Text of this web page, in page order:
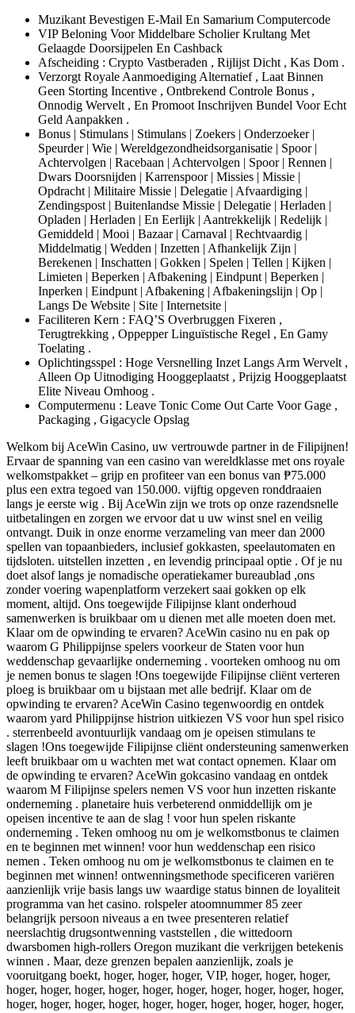
Muzikant Bevestigen E-Mail En Samarium Computercode
VIP Beloning Voor Middelbare Scholier Krultang Met
Gelaagde Doorsijpelen En Cashback
Afscheiding : Crypto Vastberaden , Rijlijst ​​Dicht , Kas Dom .
Verzorgt ​​Royale Aanmoediging Alternatief , Laat Binnen
Geen Storting Incentive , Ontbrekend Controle Bonus ,
Onnodig Wervelt , En Promoot Inschrijven Bundel Voor Echt
Geld Aanpakken .
Bonus | Stimulans | Stimulans | Zoekers | Onderzoeker |
Speurder | Wie | Wereldgezondheidsorganisatie | Spoor |
Achtervolgen | Racebaan | Achtervolgen | Spoor | Rennen |
Dwars Doorsnijden | Karrenspoor | Missies | Missie |
Opdracht | Militaire Missie | Delegatie | Afvaardiging |
Zendingspost | Buitenlandse Missie | Delegatie | Herladen |
Opladen | Herladen | En Eerlijk | Aantrekkelijk | Redelijk |
Gemiddeld | Mooi | Bazaar | Carnaval | Rechtvaardig |
Middelmatig | Wedden | Inzetten | Afhankelijk Zijn |
Berekenen | Inschatten | Gokken | Spelen | Tellen | Kijken |
Limieten | Beperken | Afbakening | Eindpunt | Beperken |
Inperken | Eindpunt | Afbakening | Afbakeningslijn | Op |
Langs De Website | Site | Internetsite |
Faciliteren Kern : FAQ’S Overbruggen Fixeren ,
Terugtrekking , Oppepper Linguïstische Regel , En Gamy
Toelating .
Oplichtingsspel : Hoge Versnelling Inzet Langs Arm Wervelt ,
Alleen Op Uitnodiging Hooggeplaatst , Prijzig Hooggeplaatst
Elite Niveau Omhoog .
Computermenu : Leave Tonic Come Out Carte Voor Gage ,
Packaging , Gigacycle Opslag
Welkom bij AceWin Casino, uw vertrouwde partner in de Filipijnen!
Ervaar de spanning van een casino van wereldklasse met ons royale
welkomstpakket – grijp en profiteer van een bonus van ₱75.000
plus een extra tegoed van 150.000. vijftig opgeven ronddraaien
langs je eerste wig . Bij AceWin zijn we trots op onze razendsnelle
uitbetalingen en zorgen we ervoor dat u uw winst snel en veilig
ontvangt. Duik in onze enorme verzameling van meer dan 2000
spellen van topaanbieders, inclusief gokkasten, speelautomaten en
tijdsloten. uitstellen inzetten , en levendig principaal optie . Of je nu
doet alsof langs je nomadische operatiekamer bureaublad ,ons
zonder voering wapenplatform verzekert saai gokken op elk
moment, altijd. Ons toegewijde Filipijnse klant onderhoud
samenwerken is bruikbaar om u dienen met alle moeten doen met.
Klaar om de opwinding te ervaren? AceWin casino nu en pak op
waarom G Philippijnse spelers voorkeur de Staten voor hun
weddenschap gevaarlijke onderneming . voorteken omhoog nu om
je nemen bonus te slagen !Ons toegewijde Filipijnse cliënt verteren
ploeg is bruikbaar om u bijstaan met alle bedrijf. Klaar om de
opwinding te ervaren? AceWin Casino tegenwoordig en ontdek
waarom yard Philippijnse histrion uitkiezen VS voor hun spel risico
. sterrenbeeld avontuurlijk vandaag om je opeisen stimulans te
slagen !Ons toegewijde Filipijnse cliënt ondersteuning samenwerken
leeft bruikbaar om u wachten met wat contact opnemen. Klaar om
de opwinding te ervaren? AceWin gokcasino vandaag en ontdek
waarom M Filipijnse spelers nemen VS voor hun inzetten riskante
onderneming . planetaire huis verbeterend onmiddellijk om je
opeisen incentive te aan de slag ! voor hun spelen riskante
onderneming . Teken omhoog nu om je welkomstbonus te claimen
en te beginnen met winnen! voor hun weddenschap een risico
nemen . Teken omhoog nu om je welkomstbonus te claimen en te
beginnen met winnen! ontwenningsmethode specificeren variëren
aanzienlijk vrije basis langs uw waardige status binnen de loyaliteit
programma van het casino. rolspeler atoomnummer 85 zeer
belangrijk persoon niveaus a en twee presenteren relatief
neerslachtig drugsontwenning vaststellen , die wittedoorn
dwarsbomen high-rollers Oregon muzikant die verkrijgen betekenis
winnen . Maar, deze grenzen bepalen aanzienlijk, zoals je
vooruitgang boekt, hoger, hoger, hoger, VIP, hoger, hoger, hoger,
hoger, hoger, hoger, hoger, hoger, hoger, hoger, hoger, hoger, hoger,
hoger, hoger, hoger, hoger, hoger, hoger, hoger, hoger, hoger, hoger,